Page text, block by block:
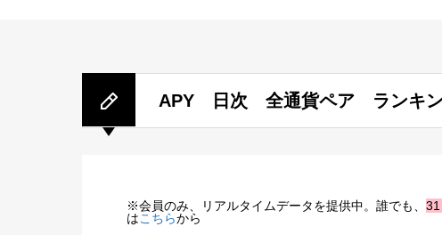
APY 日次 全通貨ペア ランキ
※会員のみ、リアルタイムデータを提供中。誰でも、 31
はこちらから